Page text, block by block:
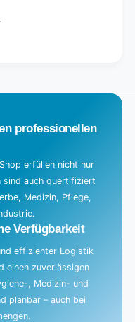
professionellen
erfüllen nicht nur
sind auch quertifiziert
Medizin, Pflege,
Verfügbarkeit
effizienter Logistik
einen zuverlässigen
, Medizin- und
planbar – auch bei